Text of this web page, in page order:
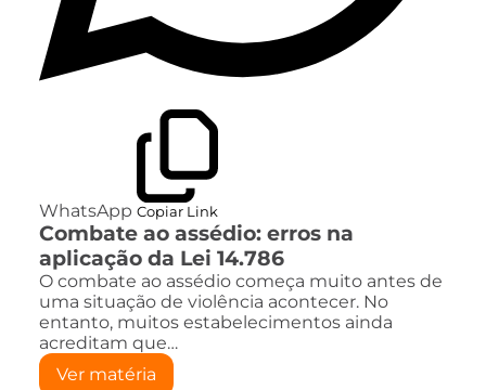
WhatsApp Copiar Link
Combate ao assédio: erros na
aplicação da Lei 14.786
O combate ao assédio começa muito antes de
uma situação de violência acontecer. No
entanto, muitos estabelecimentos ainda
acreditam que…
Ver matéria